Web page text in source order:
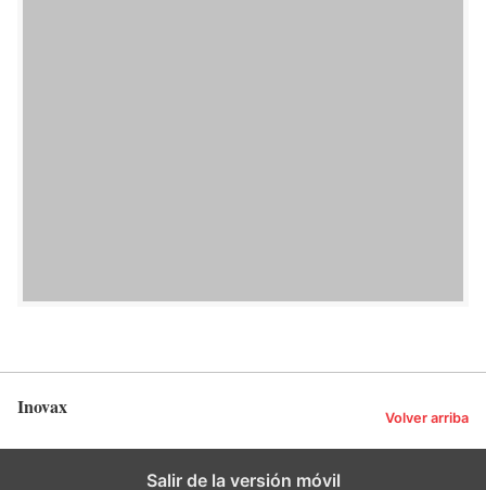
Inovax Volver arriba
Salir de la versión móvil